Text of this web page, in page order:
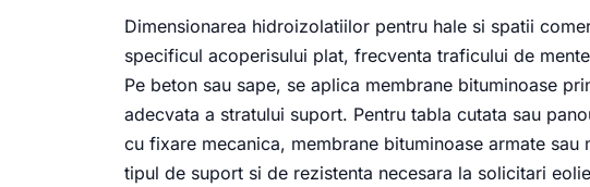
Dimensionarea hidroizolatiilor pentru hale si spatii
specificul acoperisului plat, frecventa traficului de
Pe beton sau sape, se aplica membrane bituminoase
adecvata a stratului suport. Pentru tabla cutata sau
cu fixare mecanica, membrane bituminoase armate
tipul de suport si de rezistenta necesara la solicitari